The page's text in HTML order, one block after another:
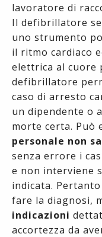
lavoratore di
Il defibrillatore
uno strumento
il ritmo cardiaco
elettrica al cuore
defibrillatore
caso di arresto
un dipendente o
morte certa. Può
personale non
senza errore i
e non interviene
indicata.
fare la diagnosi,
indicazioni
accortezza da